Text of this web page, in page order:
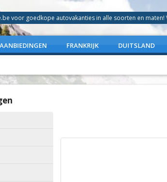
voor goedkope autovakanties in alle soorten en maten!
AANBIEDINGEN FRANKRIJK DUITSLAND